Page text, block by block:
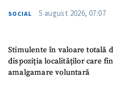
SOCIAL 5 august 2026, 07:07
Stimulente în valoare totală
dispoziția localităților care
amalgamare voluntară